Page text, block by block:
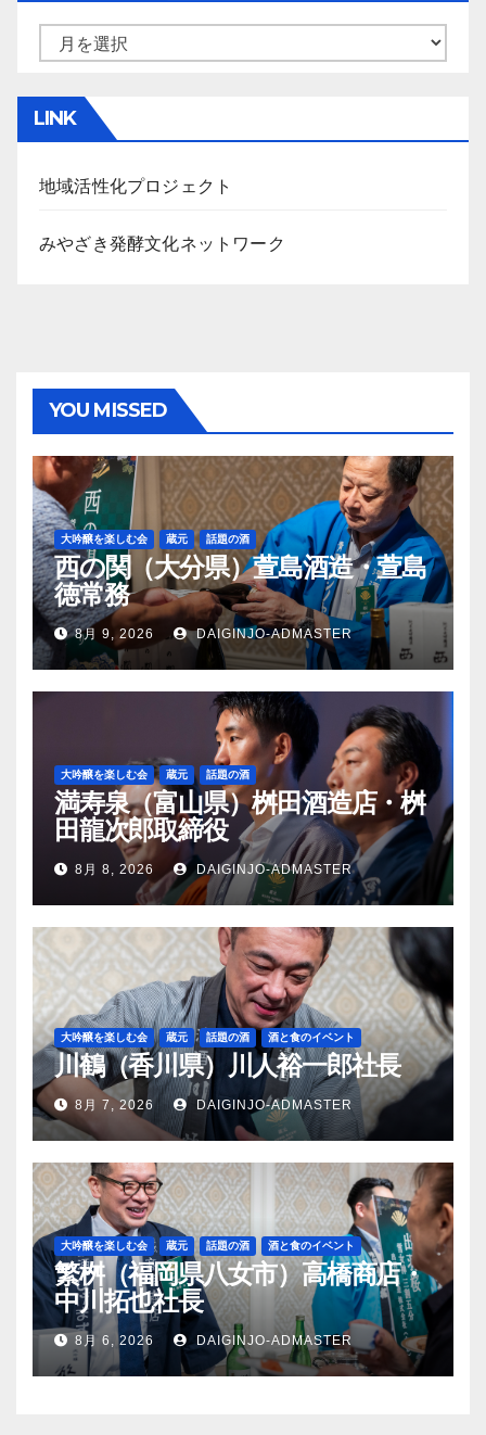
LINK
地域活性化プロジェクト
みやざき発酵文化ネットワーク
YOU MISSED
大吟醸を楽しむ会 蔵元 話題の酒
西の関（大分県）萱島酒造・萱島
徳常務
8月 9, 2026 DAIGINJO-ADMASTER
大吟醸を楽しむ会 蔵元 話題の酒
満寿泉（富山県）桝田酒造店・桝
田龍次郎取締役
8月 8, 2026 DAIGINJO-ADMASTER
大吟醸を楽しむ会 蔵元 話題の酒 酒と食のイベント
川鶴（香川県）川人裕一郎社長
8月 7, 2026 DAIGINJO-ADMASTER
大吟醸を楽しむ会 蔵元 話題の酒 酒と食のイベント
繁桝（福岡県八女市）高橋商店・
中川拓也社長
8月 6, 2026 DAIGINJO-ADMASTER